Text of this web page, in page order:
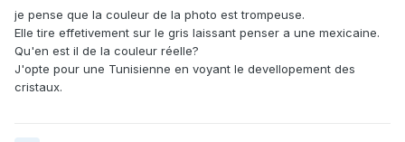
je pense que la couleur de la photo est trompeuse.
Elle tire effetivement sur le gris laissant penser a une mexicaine.
Qu'en est il de la couleur réelle?
J'opte pour une Tunisienne en voyant le devellopement des
cristaux.